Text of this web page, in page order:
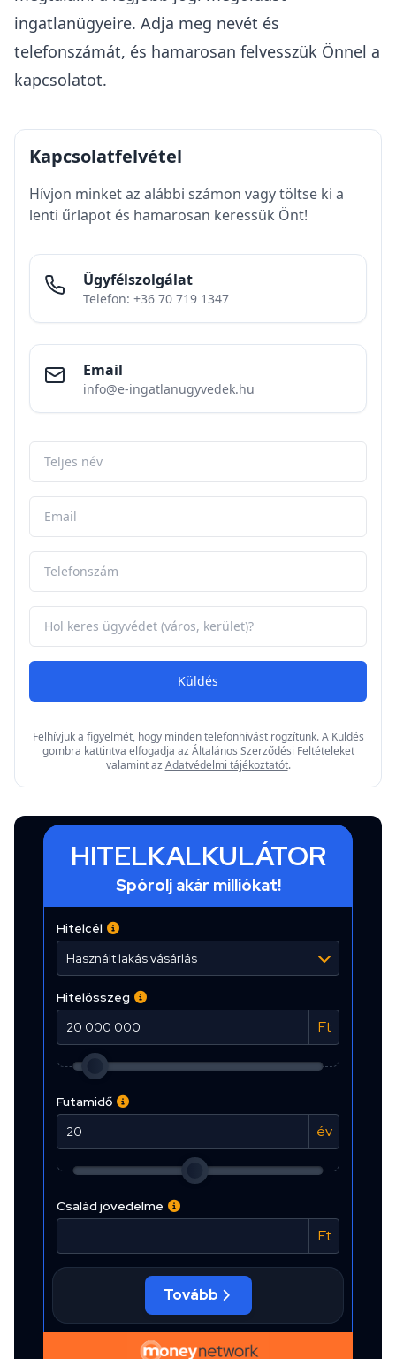
ingatlanügyeire. Adja meg nevét és
telefonszámát, és hamarosan felvesszük Önnel a
kapcsolatot.
Kapcsolatfelvétel
Hívjon minket az alábbi számon vagy töltse ki a
lenti űrlapot és hamarosan keressük Önt!
Ügyfélszolgálat
Telefon: +36 70 719 1347
Email
info@e-ingatlanugyvedek.hu
Küldés
Felhívjuk a figyelmét, hogy minden telefonhívást rögzítünk. A Küldés
gombra kattintva elfogadja az Általános Szerződési Feltételeket
valamint az Adatvédelmi tájékoztatót.